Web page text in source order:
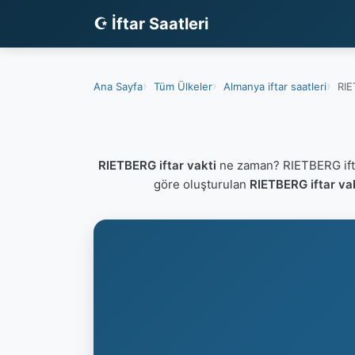
☪ İftar Saatleri
Ana Sayfa Tüm Ülkeler Almanya iftar saatleri
RIETBERG iftar vakti ne zaman? RIETBERG
göre oluşturulan RIETBERG iftar